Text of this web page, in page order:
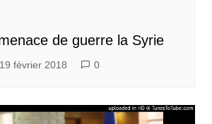
de guerre la Syrie
19 février 2018 0